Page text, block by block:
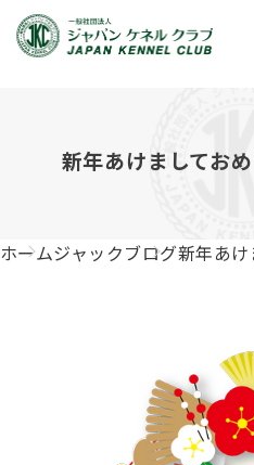
JKCの活動内容
血統証明書について
血統証明書の見かた
血統証明書・所有者名義変更
FCIインターナショナルドッグ
キーワードラリー2025
JKC公認資格
犬の健康管理手帳について
ダウンロード
新年あけましてお
ホームジャックブログ新年あ